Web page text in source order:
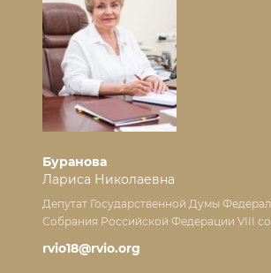
Буранова
Лариса Николаевна
Депутат Государственной Думы
Собрания Российской Федерации VIII
rvio18@rvio.org